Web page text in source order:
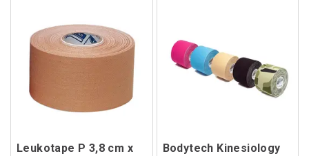
Leukotape P 3,8 cm x
Bodytech Kinesiology